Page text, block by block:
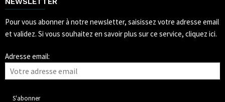
Pour vous abonner à notre newsletter, saisissez votre adresse email
et validez. Si vous souhaitez en savoir plus sur ce service, cliquez ici.
Adresse email: